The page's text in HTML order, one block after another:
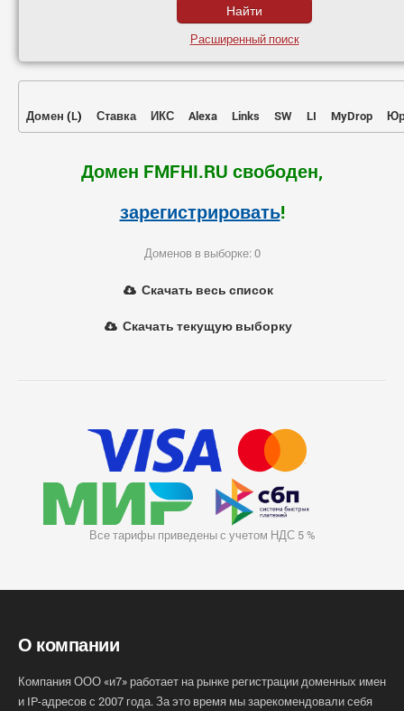
Расширенный поиск
Домен (L) Ставка ИКС Alexa Links SW LI MyDrop
Домен FMFHI.RU свободен,
зарегистрировать!
Доменов в выборке: 0
Скачать весь список
Скачать текущую выборку
Все тарифы приведены с учетом НДС 5 %
О компании
Компания ООО «и7» работает на рынке регистрации доменных имен
и IP-адресов с 2007 года. За это время мы зарекомендовали себя